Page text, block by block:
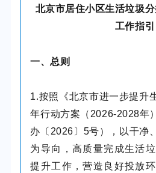
北京市居住小区生活垃圾
工作指引
一、总则
1.按照《北京市进一步提升
年行动方案（2026-2028年
办〔2026〕5号），以干净
为导向，高质量完成生活
提升工作，营造良好投放